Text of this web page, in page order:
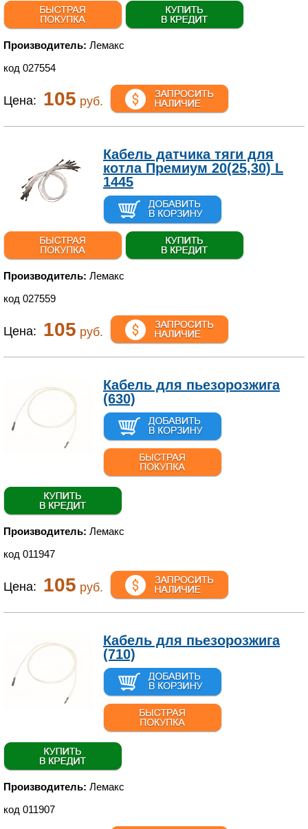
Производитель: Лемакс
код 027554
Цена: 105 руб.
Кабель датчика тяги для
котла Премиум 20(25,30) L
1445
Производитель: Лемакс
код 027559
Цена: 105 руб.
Кабель для пьезорозжига
(630)
Производитель: Лемакс
код 011947
Цена: 105 руб.
Кабель для пьезорозжига
(710)
Производитель: Лемакс
код 011907